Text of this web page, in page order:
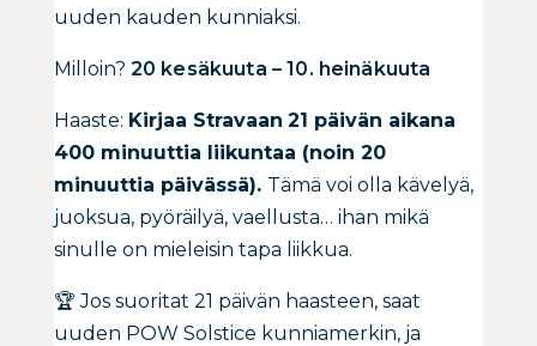
uuden kauden kunniaksi.
Milloin? 20 kesäkuuta – 10. heinäkuuta
Haaste: Kirjaa Stravaan 21 päivän aikana
400 minuuttia liikuntaa (noin 20
minuuttia päivässä). Tämä voi olla kävelyä,
juoksua, pyöräilyä, vaellusta… ihan mikä
sinulle on mieleisin tapa liikkua.
🏆 Jos suoritat 21 päivän haasteen, saat
uuden POW Solstice kunniamerkin, ja